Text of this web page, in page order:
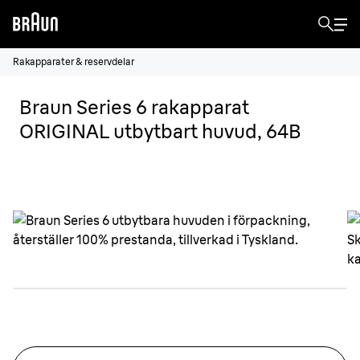
Rakapparater & reservdelar
Braun Series 6 rakapparat
ORIGINAL utbytbart huvud, 64B